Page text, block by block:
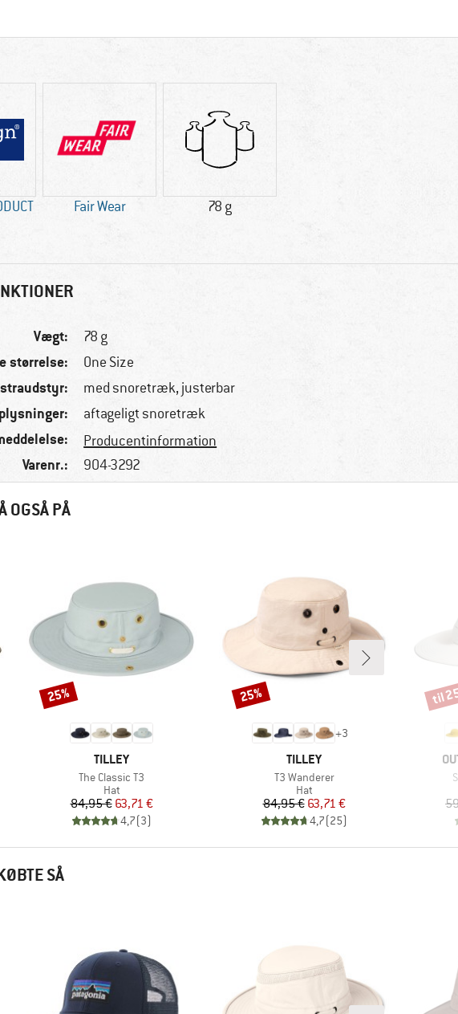
Fair Wear 78 g
Vægt: 78 g
størrelse: One Size
med snoretræk, justerbar
aftageligt snoretræk
Producentinformation
Varenr.: 904-3292
OGSÅ PÅ
MÆRKE
TILLEY
Artikel
The Classic T3
Produktgruppe
Hat
Pris
84,95 €Nedsat pris
63,71 €
4,7(3)
Rabat
25%
+3
MÆRKE
TILLEY
Artikel
T3 Wanderer
Produktgruppe
Hat
Pris
84,95 €Nedsat pris
63,71 €
4,7(25)
Rabat
25% Rabat
til
SÅ